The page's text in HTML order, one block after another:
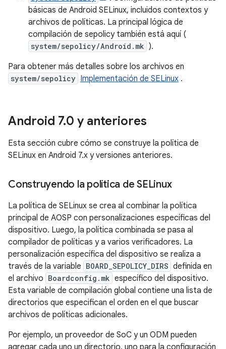
básicas de Android SELinux, incluidos contextos y
archivos de políticas. La principal lógica de
compilación de sepolicy también está aquí (
system/sepolicy/Android.mk ).
Para obtener más detalles sobre los archivos en
system/sepolicy Implementación de SELinux .
Android 7.0 y anteriores
Esta sección cubre cómo se construye la política de
SELinux en Android 7.x y versiones anteriores.
Construyendo la política de SELinux
La política de SELinux se crea al combinar la política
principal de AOSP con personalizaciones específicas del
dispositivo. Luego, la política combinada se pasa al
compilador de políticas y a varios verificadores. La
personalización específica del dispositivo se realiza a
través de la variable BOARD_SEPOLICY_DIRS definida en
el archivo Boardconfig.mk específico del dispositivo.
Esta variable de compilación global contiene una lista de
directorios que especifican el orden en el que buscar
archivos de políticas adicionales.
Por ejemplo, un proveedor de SoC y un ODM pueden
agregar cada uno un directorio, uno para la configuración